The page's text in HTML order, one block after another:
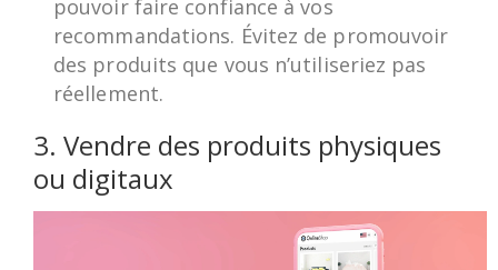
pouvoir faire confiance à vos
recommandations. Évitez de promouvoir
des produits que vous n’utiliseriez pas
réellement.
3. Vendre des produits physiques
ou digitaux